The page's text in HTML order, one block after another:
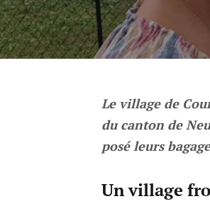
Le village de
du canton de
posé leurs
Un village